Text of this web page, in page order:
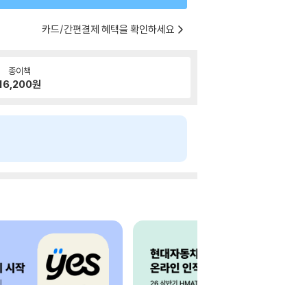
카드/간편결제 혜택을 확인하세요
종이책
원